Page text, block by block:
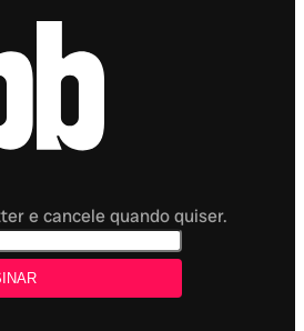
e cancele quando quiser.